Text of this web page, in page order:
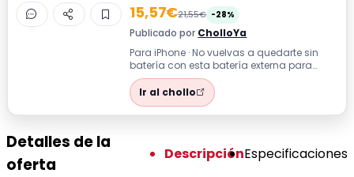
15,57€21,55€ -28%
Publicado por CholloYa
Para iPhone · No vuelvas a quedarte sin
batería con esta batería externa para
iPhone. Fácil de conectar y con unas di...
Ir al chollo
Detalles de la
oferta
DescripciónEspecificaciones